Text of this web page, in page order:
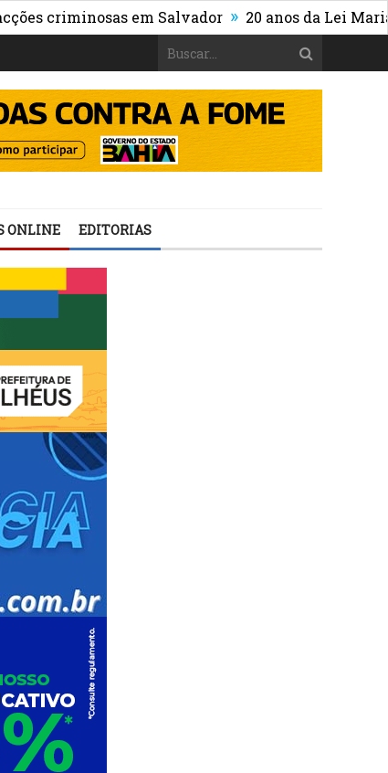
em Salvador » 20 anos da Lei Maria da
ONLINE EDITORIAS